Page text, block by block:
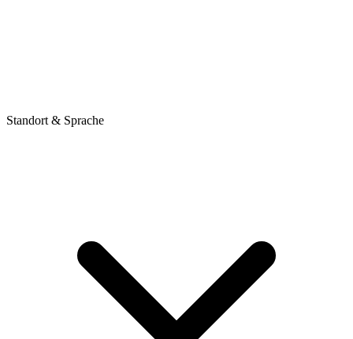
Standort & Sprache